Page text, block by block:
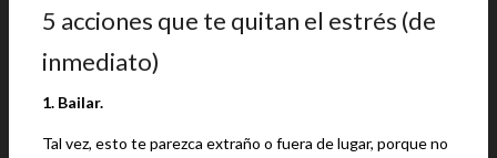
5 acciones que te quitan el estrés (de
inmediato)
1. Bailar.
Tal vez, esto te parezca extraño o fuera de lugar, porque no